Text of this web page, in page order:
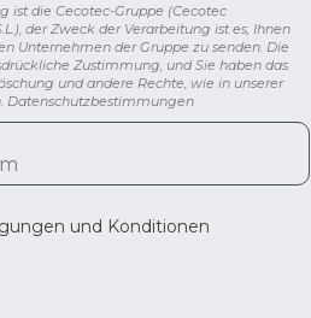
ist die Cecotec-Gruppe (Cecotec
der Zweck der Verarbeitung ist es, Ihnen
Unternehmen der Gruppe zu senden. Die
Zustimmung, und Sie haben das
und andere Rechte, wie in unserer
Datenschutzbestimmungen
und Konditionen